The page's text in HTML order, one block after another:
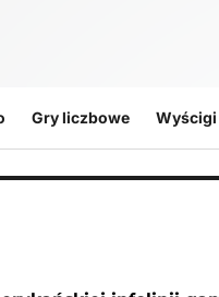
Gry liczbowe Wyścigi